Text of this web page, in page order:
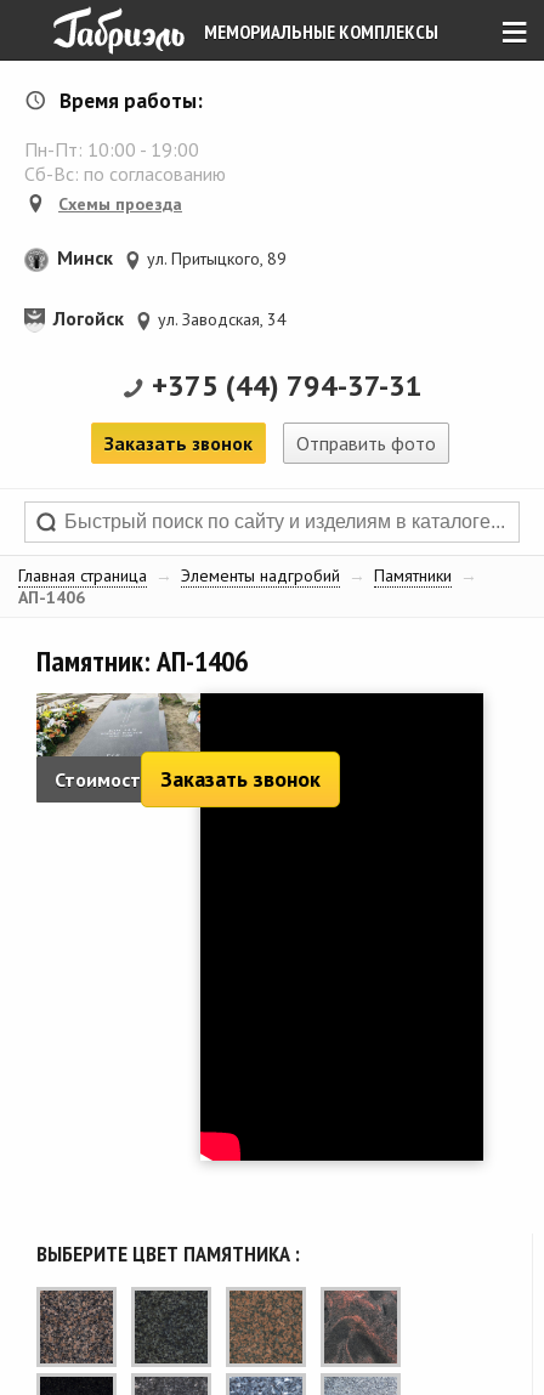
≡
МЕМОРИАЛЬНЫЕ КОМПЛЕКСЫ
Время работы:
Пн-Пт: 10:00 - 19:00
Сб-Вс: по согласованию
Схемы проезда
Минск ул. Притыцкого, 89
Логойск ул. Заводская, 34
+375 (44) 794-37-31
Заказать звонок Отправить фото
Главная страница → Элементы надгробий → Памятники
→
АП-1406
Памятник: АП-1406
Стоимость: 2 733 руб.
Заказать звонок
ВЫБЕРИТЕ ЦВЕТ ПАМЯТНИКА :